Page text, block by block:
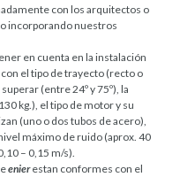
con los arquitectos o
incorporando nuestros
en cuenta en la instalación
el tipo de trayecto (recto o
(entre 24º y 75º), la
kg.), el tipo de motor y su
(uno o dos tubos de acero),
máximo de ruido (aprox. 40
– 0,15 m/s).
enierestan conformes con el